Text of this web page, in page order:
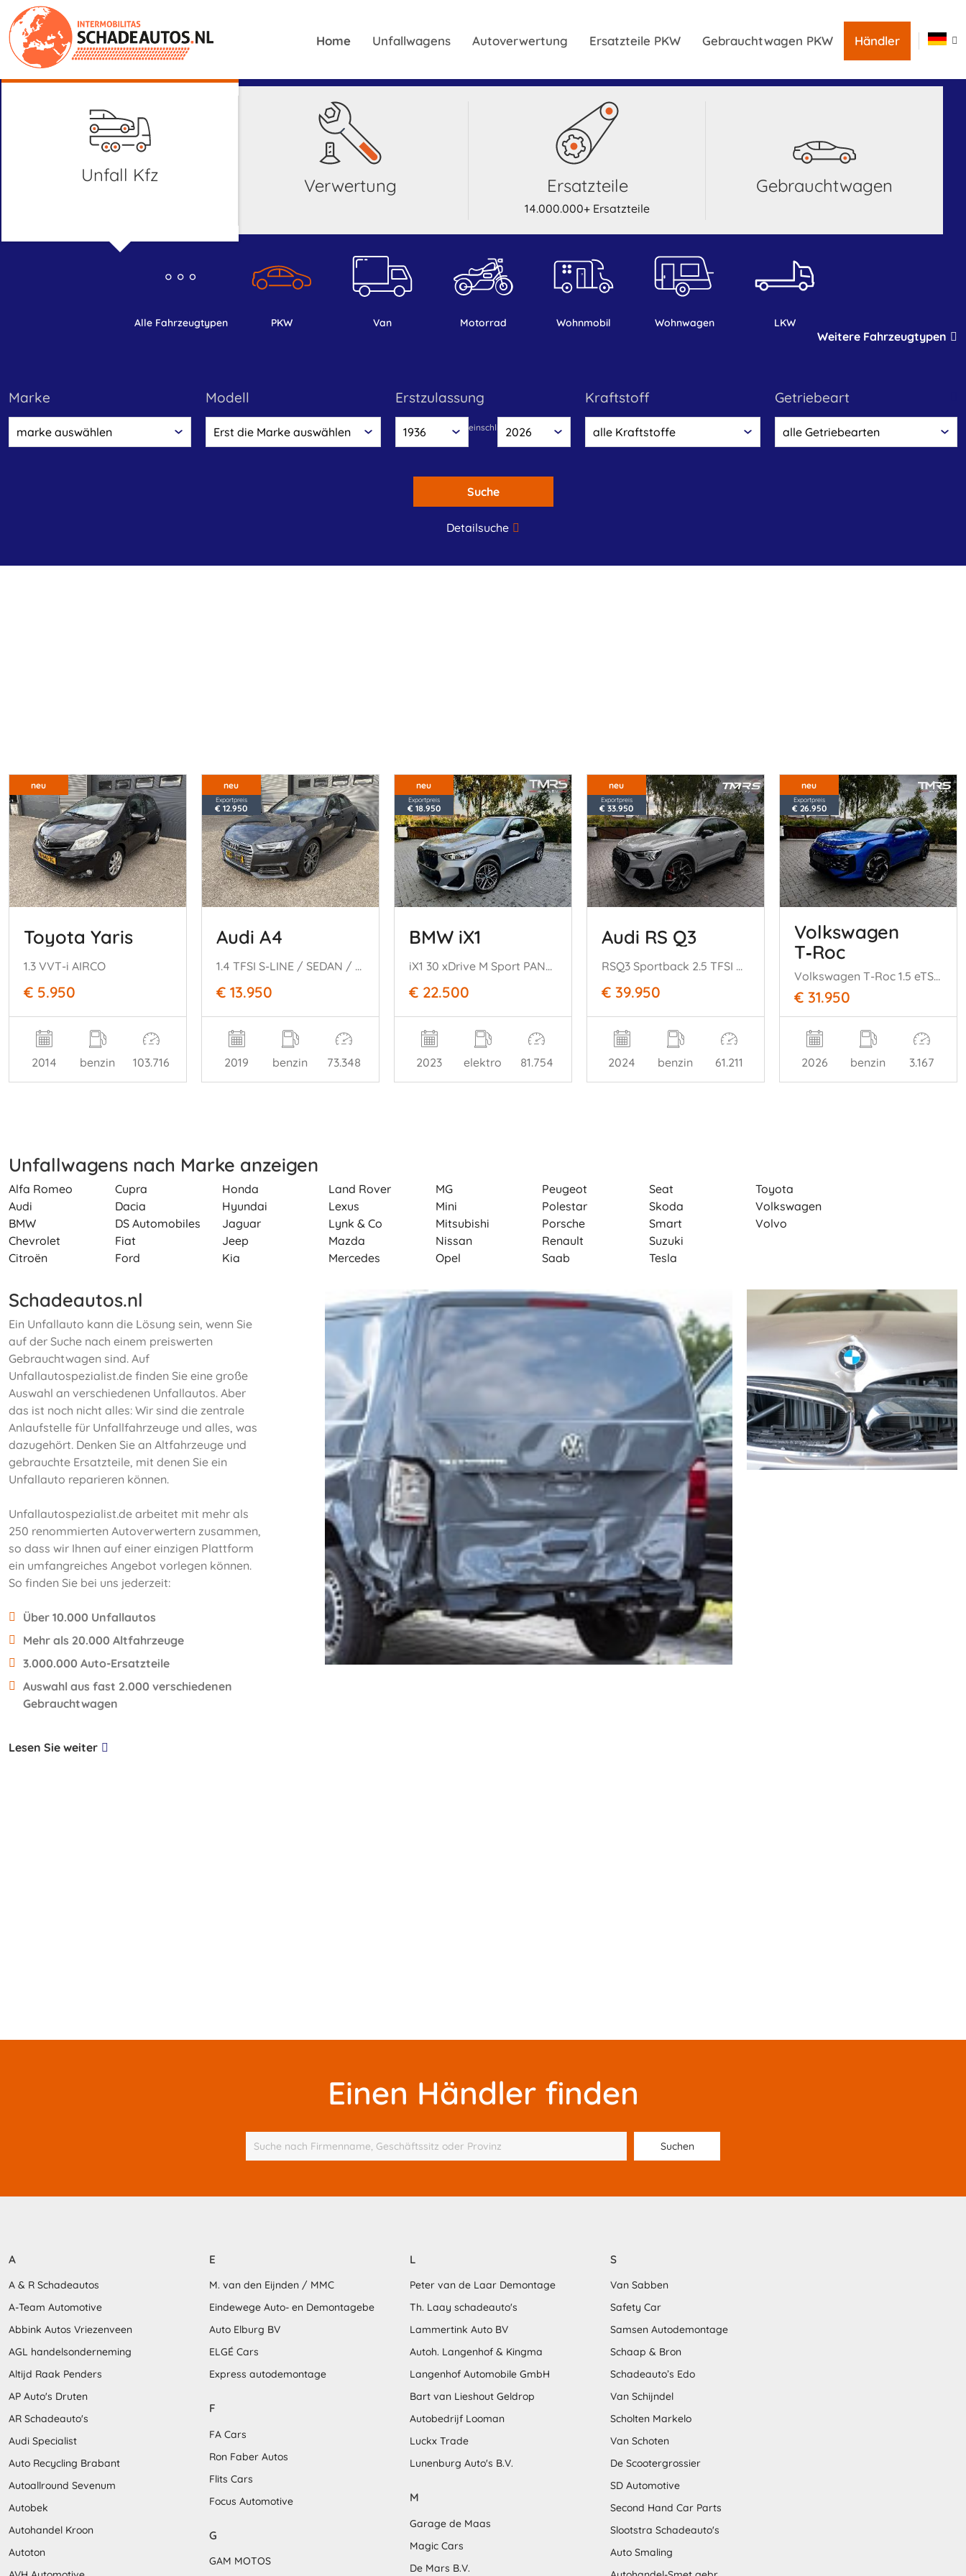
Home Unfallwagens Autoverwertung Ersatzteile PKW Gebrauchtwagen PKW Händler
Unfall Kfz Verwertung Ersatzteile
14.000.000+ Ersatzteile
Gebrauchtwagen
alle Fahrzeugtypen PKW Van Motorrad Wohnmobil Wohnwagen LKW
Weitere Fahrzeugtypen
marke Modell Erstzulassung
einschliesslich
Kraftstoff Getriebeart
Suche
Detailsuche
neu
Toyota Yaris
1.3 VVT-i AIRCO
€ 5.950
2014 benzin 103.716
neu
Exportpreis
€ 12.950
Audi A4
1.4 TFSI S-LINE / SEDAN / AUTOMAAT / NAVI / CRUISE
€ 13.950
2019 benzin 73.348
neu
Exportpreis
€ 18.950
BMW iX1
iX1 30 xDrive M Sport PANO HUD Frozen-Grey VOLL
€ 22.500
2023 elektro 81.754
neu
Exportpreis
€ 33.950
Audi RS Q3
RSQ3 Sportback 2.5 TFSI Quattro PANO NARDO-GREY SONOS
€ 39.950
2024 benzin 61.211
neu
Exportpreis
€ 26.950
Volkswagen
T‑Roc
Volkswagen T-Roc 1.5 eTSI 110 kW R-Line Camera Ambiance ACC
€ 31.950
2026 benzin 3.167
Unfallwagens nach Marke anzeigen
Alfa Romeo
Audi
BMW
Chevrolet
Citroën
Cupra
Dacia
DS Automobiles
Fiat
Ford
Honda
Hyundai
Jaguar
Jeep
Kia
Land Rover
Lexus
Lynk & Co
Mazda
Mercedes
MG
Mini
Mitsubishi
Nissan
Opel
Peugeot
Polestar
Porsche
Renault
Saab
Seat
Skoda
Smart
Suzuki
Tesla
Toyota
Volkswagen
Volvo
Schadeautos.nl
Ein Unfallauto kann die Lösung sein, wenn Sie
auf der Suche nach einem preiswerten
Gebrauchtwagen sind. Auf
Unfallautospezialist.de finden Sie eine große
Auswahl an verschiedenen Unfallautos. Aber
das ist noch nicht alles: Wir sind die zentrale
Anlaufstelle für Unfallfahrzeuge und alles, was
dazugehört. Denken Sie an Altfahrzeuge und
gebrauchte Ersatzteile, mit denen Sie ein
Unfallauto reparieren können.
Unfallautospezialist.de arbeitet mit mehr als
250 renommierten Autoverwertern zusammen,
so dass wir Ihnen auf einer einzigen Plattform
ein umfangreiches Angebot vorlegen können.
So finden Sie bei uns jederzeit:
Über 10.000 Unfallautos
Mehr als 20.000 Altfahrzeuge
3.000.000 Auto-Ersatzteile
Auswahl aus fast 2.000 verschiedenen
Gebrauchtwagen
Lesen Sie weiter
Einen Händler finden
A
A & R Schadeautos
A-Team Automotive
Abbink Autos Vriezenveen
AGL handelsonderneming
Altijd Raak Penders
AP Auto's Druten
AR Schadeauto's
Audi Specialist
Auto Recycling Brabant
Autoallround Sevenum
Autobek
Autohandel Kroon
Autoton
E
M. van den Eijnden / MMC
Eindewege Auto- en Demontagebe
Auto Elburg BV
ELGÉ Cars
Express autodemontage
F
FA Cars
Ron Faber Autos
Flits Cars
Focus Automotive
G
GAM MOTOS
L
Peter van de Laar Demontage
Th. Laay schadeauto's
Lammertink Auto BV
Autoh. Langenhof & Kingma
Langenhof Automobile GmbH
Bart van Lieshout Geldrop
Autobedrijf Looman
Luckx Trade
Lunenburg Auto's B.V.
M
Garage de Maas
Magic Cars
De Mars B.V.
S
Van Sabben
Safety Car
Samsen Autodemontage
Schaap & Bron
Schadeauto’s Edo
Van Schijndel
Scholten Markelo
Van Schoten
De Scootergrossier
SD Automotive
Second Hand Car Parts
Slootstra Schadeauto's
Auto Smaling